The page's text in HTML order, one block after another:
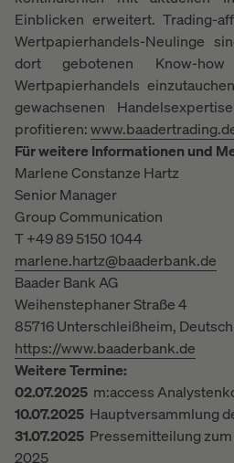
Einblicken erweitert. Trading-
Wertpapierhandels-Neulinge
dort gebotenen Know-
Wertpapierhandels
gewachsenen
profitieren:
Für weitere Informationen und
Marlene Constanze Hartz
Senior Manager
Group Communication
T +49 89 5150 1044
marlene.hartz@baaderbank.de
Baader Bank AG
Weihenstephaner Straße 4
85716 Unterschleißheim,
https://www.baaderbank.de
Weitere Termine:
02.07.2025 m:access
10.07.2025 Hauptversammlung
31.07.2025 Pressemitteilung
2025